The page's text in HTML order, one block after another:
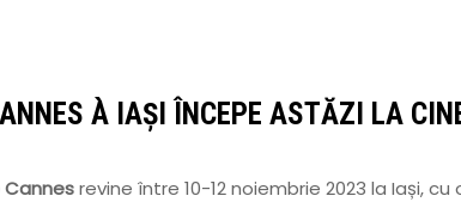
À IAȘI ÎNCEPE ASTĂZI LA
Cannesrevine între 10-12 noiembrie 2023 la Iași,